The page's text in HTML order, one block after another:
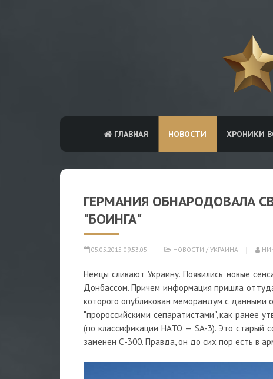
ГЛАВНАЯ НОВОСТИ ХРОНИКИ
ГЕРМАНИЯ ОБНАРОДОВАЛА
"БОИНГА"
05.05.2015 09:53:05 НОВОСТИ / УКРАИНА
Немцы сливают Украину. Появились новые
Донбассом. Причем информация пришла
которого опубликован меморандум с данными
"пророссийскими сепаратистами", как ранее
(по классификации НАТО — SA-3). Это старый
заменен С-300. Правда, он до сих пор есть в